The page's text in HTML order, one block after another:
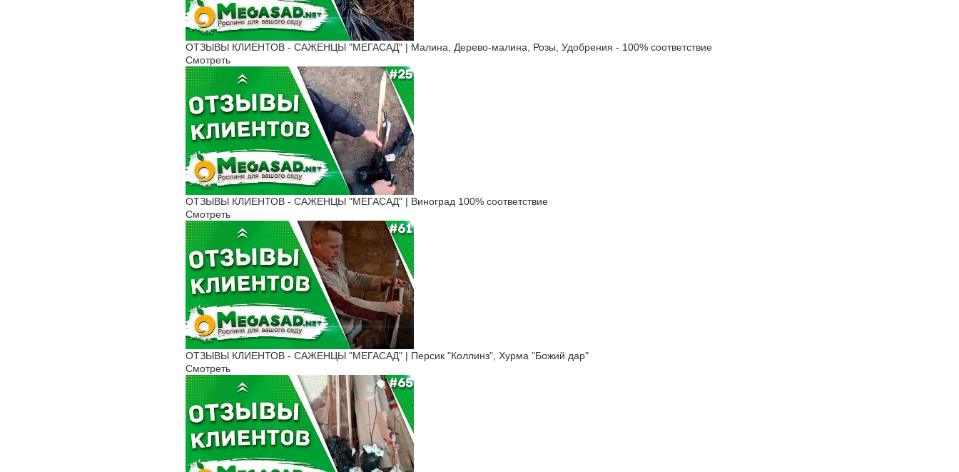
ОТЗЫВЫ КЛИЕНТОВ - САЖЕНЦЫ "МЕГАСАД" | Малина, Дерево-малина, Розы, Удобрения - 100% соответствие
Смотреть
ОТЗЫВЫ КЛИЕНТОВ - САЖЕНЦЫ "МЕГАСАД" | Виноград 100% соответствие
Смотреть
ОТЗЫВЫ КЛИЕНТОВ - САЖЕНЦЫ "МЕГАСАД" | Персик "Коллинз", Хурма "Божий дар"
Смотреть